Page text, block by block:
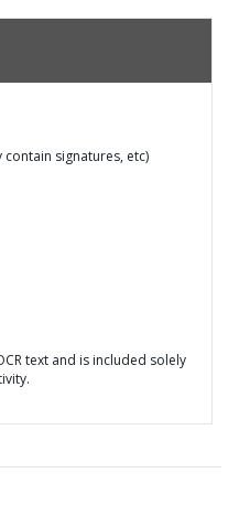
signatures, etc)
text and is included solely